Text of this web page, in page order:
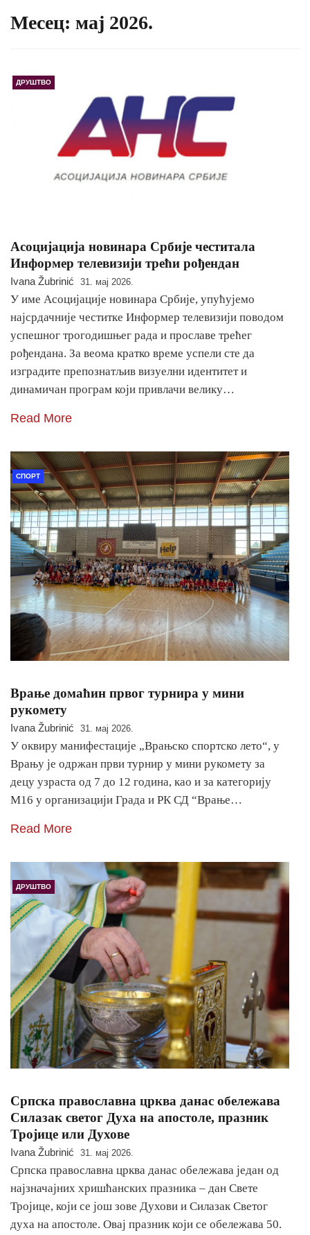
Месец: мај 2026.
ДРУШТВО
Асоцијација новинара Србије честитала
Информер телевизији трећи рођендан
Ivana Žubrinić 31. мај 2026.
У име Асоцијације новинара Србије, упућујемо
најсрдачније честитке Информер телевизији поводом
успешног трогодишњег рада и прославе трећег
рођендана. За веома кратко време успели сте да
изградите препознатљив визуелни идентитет и
динамичан програм који привлачи велику…
Read More
СПОРТ
Врање домаћин првог турнира у мини
рукомету
Ivana Žubrinić 31. мај 2026.
У оквиру манифестације „Врањско спортско лето“, у
Врању је одржан први турнир у мини рукомету за
децу узраста од 7 до 12 година, као и за категорију
М16 у организацији Града и РК СД “Врање…
Read More
ДРУШТВО
Српска православна црква данас обележава
Силазак светог Духа на апостоле, празник
Тројице или Духове
Ivana Žubrinić 31. мај 2026.
Српска православна црква данас обележава један од
најзначајних хришћанских празника – дан Свете
Тројице, који се још зове Духови и Силазак Светог
духа на апостоле. Овај празник који се обележава 50.